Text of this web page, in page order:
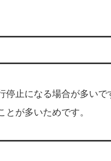
停止になる場合が多い
が多いためです。